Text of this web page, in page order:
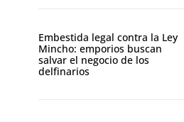
Embestida legal contra la Ley
Mincho: emporios buscan
salvar el negocio de los
delfinarios